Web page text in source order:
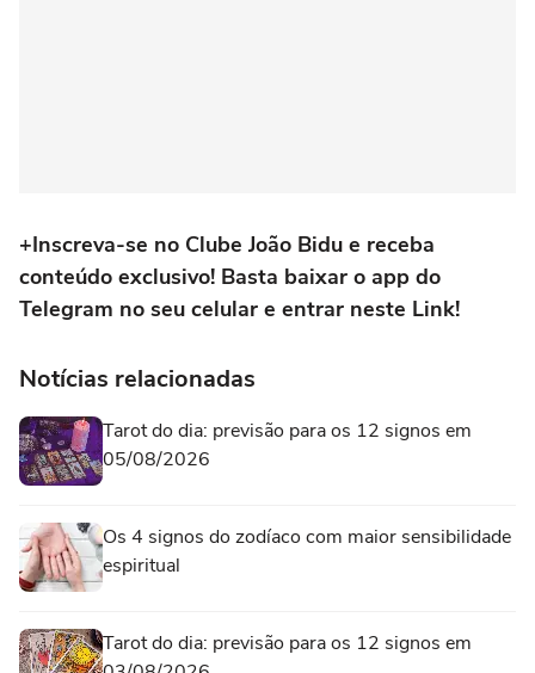
+Inscreva-se no Clube João Bidu e receba
conteúdo exclusivo! Basta baixar o app do
Telegram no seu celular e entrar neste Link!
Notícias relacionadas
Tarot do dia: previsão para os 12 signos em
05/08/2026
Os 4 signos do zodíaco com maior sensibilidade
espiritual
Tarot do dia: previsão para os 12 signos em